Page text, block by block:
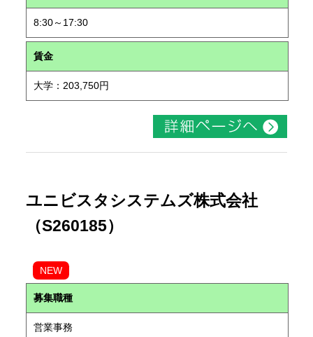
8:30～17:30
賃金
大学：203,750円
ユニビスタシステムズ株式会社
（S260185）
NEW
募集職種
営業事務